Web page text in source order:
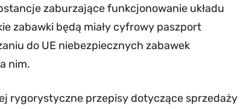
zaburzające funkcjonowanie układu
zabawki będą miały cyfrowy paszport
do UE niebezpiecznych zabawek
nim.
rygorystyczne przepisy dotyczące sprzedaży